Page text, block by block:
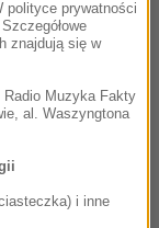
polityce prywatności
znajdują się w
Muzyka Fakty
al. Waszyngtona
i inne